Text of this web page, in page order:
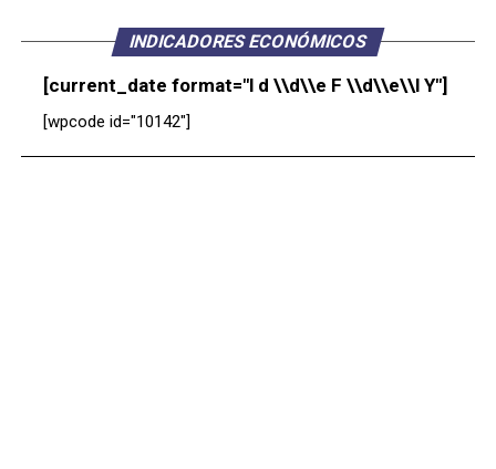
INDICADORES ECONÓMICOS
[current_date format="l d \\d\\e F \\d\\e\\l Y"]
[wpcode id="10142"]